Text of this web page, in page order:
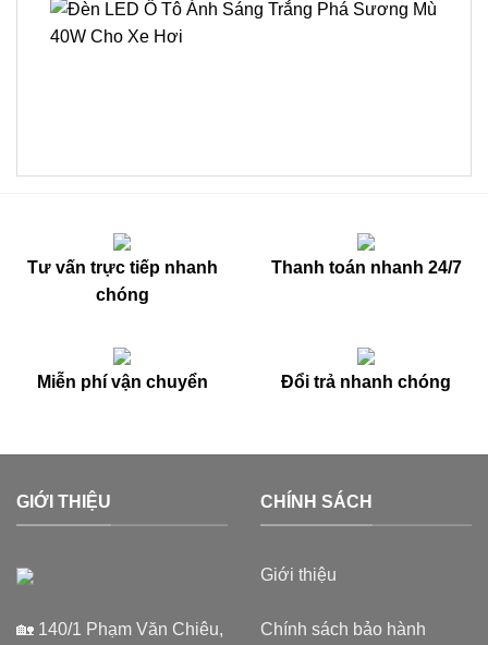
Tư vấn trực tiếp nhanh
chóng
Thanh toán nhanh 24/7
Miễn phí vận chuyển Đổi trả nhanh chóng
GIỚI THIỆU
🏡 140/1 Phạm Văn Chiêu,
CHÍNH SÁCH
Giới thiệu
Chính sách bảo hành